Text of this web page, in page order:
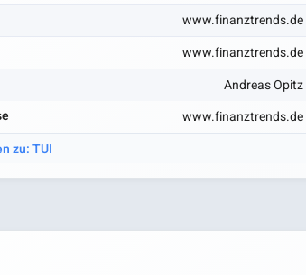
www.finanztrends.de
www.finanztrends.de
Andreas Opitz
www.finanztrends.de
zu: TUI